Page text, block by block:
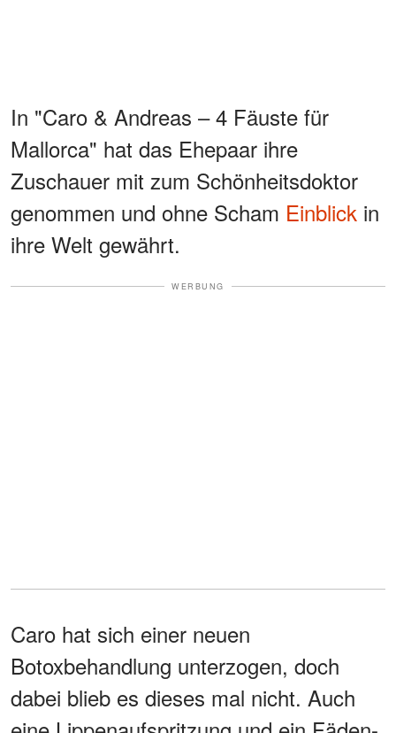
In "Caro & Andreas – 4 Fäuste für
Mallorca" hat das Ehepaar ihre
Zuschauer mit zum Schönheitsdoktor
genommen und ohne Scham Einblick in
ihre Welt gewährt.
WERBUNG
Caro hat sich einer neuen
Botoxbehandlung unterzogen, doch
dabei blieb es dieses mal nicht. Auch